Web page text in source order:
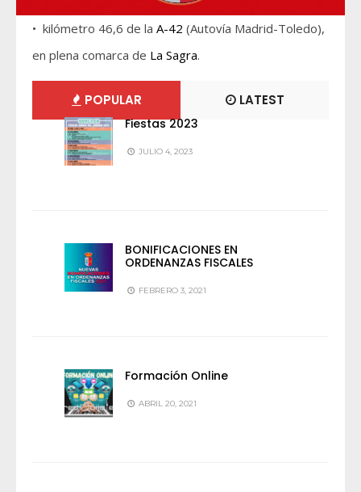
• kilómetro 46,6 de la A-42 (Autovía Madrid-Toledo),
en plena comarca de La Sagra.
POPULAR LATEST
Fiestas 2023
JULIO 4, 2023
BONIFICACIONES EN
ORDENANZAS FISCALES
FEBRERO 3, 2021
Formación Online
ABRIL 20, 2021